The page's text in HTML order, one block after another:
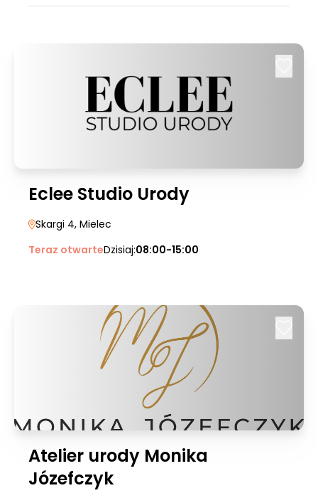
Eclee Studio Urody
Skargi 4, Mielec
Teraz otwarteDzisiaj:08:00-15:00
Atelier urody Monika
Józefczyk